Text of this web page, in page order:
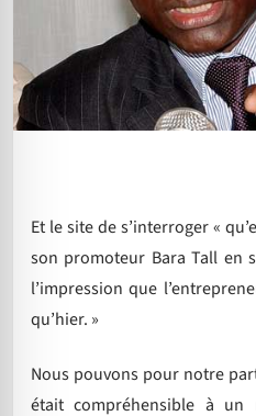
Et le site de s’interroger «
son promoteur Bara Tall en
l’impression que
qu’hier. »
Nous pouvons pour notre
était compréhensible à